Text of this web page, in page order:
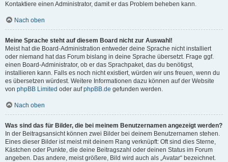
Kontaktiere einen Administrator, damit er das Problem beheben kann.
Nach oben
Meine Sprache steht auf diesem Board nicht zur Auswahl!
Meist hat die Board-Administration entweder deine Sprache nicht installiert
oder niemand hat das Forum bislang in deine Sprache übersetzt. Frage ggf.
einen Board-Administrator, ob er das Sprachpaket, das du benötigst,
installieren kann. Falls es noch nicht existiert, würden wir uns freuen, wenn du
es übersetzen würdest. Weitere Informationen dazu können auf der Website
von phpBB Limited oder aufphpBB.de gefunden werden.
Nach oben
Was sind das für Bilder, die bei meinem Benutzernamen angezeigt werden?
In der Beitragsansicht können zwei Bilder bei deinem Benutzernamen stehen.
Eines dieser Bilder ist meist mit deinem Rang verknüpft: Oft sind dies Sterne,
Kästchen oder Punkte, die deine Beitragszahl oder deinen Status im Forum
angeben. Das andere, meist größere, Bild wird auch als „Avatar“ bezeichnet.